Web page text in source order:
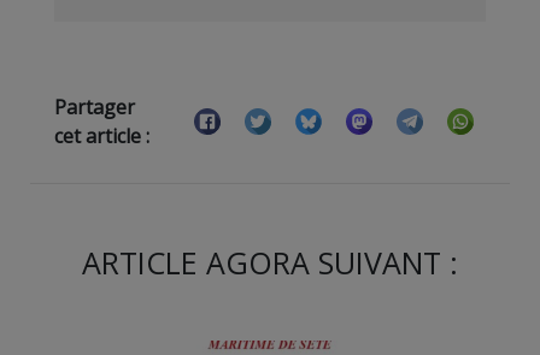
Partager
cet article :
ARTICLE AGORA SUIVANT :